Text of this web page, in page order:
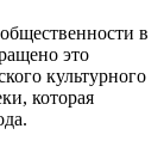
в
это
культурного
которая